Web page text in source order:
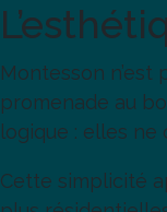
Montesson
promenade au
logique : elles
Cette simplicité